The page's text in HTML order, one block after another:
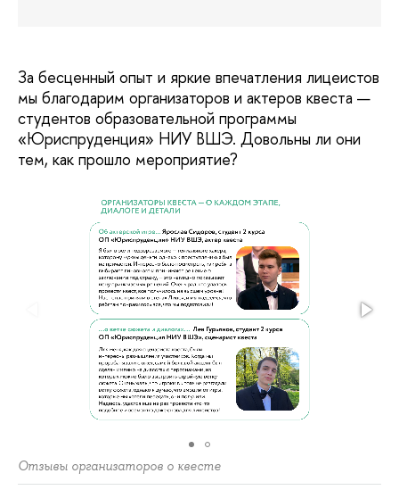
За бесценный опыт и яркие впечатления лицеистов
мы благодарим организаторов и актеров квеста —
студентов образовательной программы
«Юриспруденция» НИУ ВШЭ. Довольны ли они
тем, как прошло мероприятие?
Отзывы организаторов о квесте